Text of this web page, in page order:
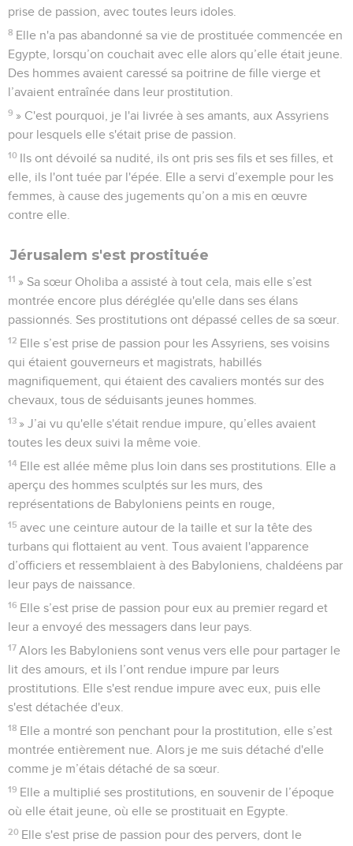
prise de passion, avec toutes leurs idoles.
8 Elle n'a pas abandonné sa vie de prostituée commencée en
Egypte, lorsqu’on couchait avec elle alors qu’elle était jeune.
Des hommes avaient caressé sa poitrine de fille vierge et
l’avaient entraînée dans leur prostitution.
9 » C'est pourquoi, je l'ai livrée à ses amants, aux Assyriens
pour lesquels elle s'était prise de passion.
10 Ils ont dévoilé sa nudité, ils ont pris ses fils et ses filles, et
elle, ils l'ont tuée par l'épée. Elle a servi d’exemple pour les
femmes, à cause des jugements qu’on a mis en œuvre
contre elle.
Jérusalem s'est prostituée
11 » Sa sœur Oholiba a assisté à tout cela, mais elle s’est
montrée encore plus déréglée qu'elle dans ses élans
passionnés. Ses prostitutions ont dépassé celles de sa sœur.
12 Elle s’est prise de passion pour les Assyriens, ses voisins
qui étaient gouverneurs et magistrats, habillés
magnifiquement, qui étaient des cavaliers montés sur des
chevaux, tous de séduisants jeunes hommes.
13 » J’ai vu qu'elle s'était rendue impure, qu’elles avaient
toutes les deux suivi la même voie.
14 Elle est allée même plus loin dans ses prostitutions. Elle a
aperçu des hommes sculptés sur les murs, des
représentations de Babyloniens peints en rouge,
15 avec une ceinture autour de la taille et sur la tête des
turbans qui flottaient au vent. Tous avaient l'apparence
d’officiers et ressemblaient à des Babyloniens, chaldéens par
leur pays de naissance.
16 Elle s’est prise de passion pour eux au premier regard et
leur a envoyé des messagers dans leur pays.
17 Alors les Babyloniens sont venus vers elle pour partager le
lit des amours, et ils l’ont rendue impure par leurs
prostitutions. Elle s'est rendue impure avec eux, puis elle
s'est détachée d'eux.
18 Elle a montré son penchant pour la prostitution, elle s’est
montrée entièrement nue. Alors je me suis détaché d'elle
comme je m’étais détaché de sa sœur.
19 Elle a multiplié ses prostitutions, en souvenir de l’époque
où elle était jeune, où elle se prostituait en Egypte.
20 Elle s'est prise de passion pour des pervers, dont le